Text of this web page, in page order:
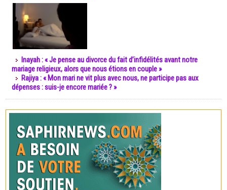
Inayah : « Je pense au divorce du fait d’infidélités avant notre
mariage religieux, alors que nous étions en couple »
Rajiya : « Mon mari ne vit plus avec nous, ne participe pas aux
dépenses : suis-je encore mariée ? »